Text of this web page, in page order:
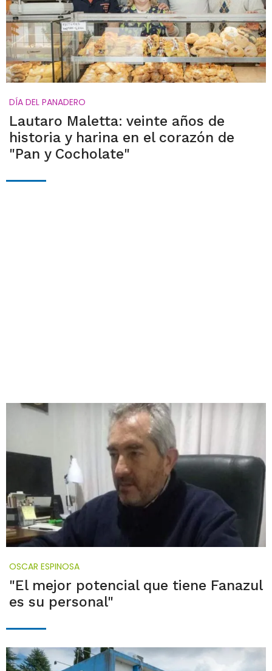
DÍA DEL PANADERO
Lautaro Maletta: veinte años de
historia y harina en el corazón de
"Pan y Cocholate"
OSCAR ESPINOSA
"El mejor potencial que tiene Fanazul
es su personal"